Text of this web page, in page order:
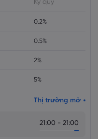
0.2%
0.5%
2%
5%
Thị trường mở
21:00 - 21:00